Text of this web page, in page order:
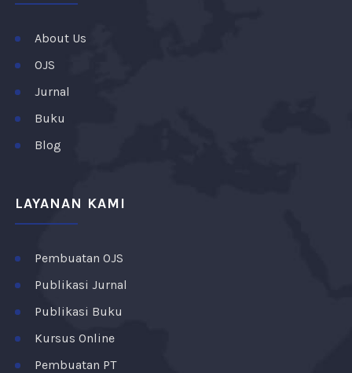
About Us
OJS
Jurnal
Buku
Blog
LAYANAN KAMI
Pembuatan OJS
Publikasi Jurnal
Publikasi Buku
Kursus Online
Pembuatan PT